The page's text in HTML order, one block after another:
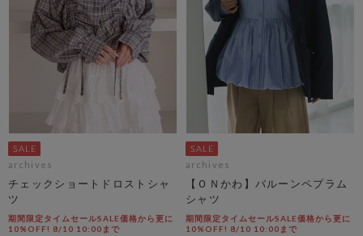
archives
チェックショートドロストシャ
ツ
期間限定タイムセールSALE価格から更に
10%OFF! 8/10 10:00まで
archives
【ＯＮかわ】バルーンペプラム
シャツ
期間限定タイムセールSALE価格から更に
10%OFF! 8/10 10:00まで